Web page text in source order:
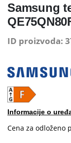
Samsung
ID proizvoda:
Informacije o
Cena za odloženo